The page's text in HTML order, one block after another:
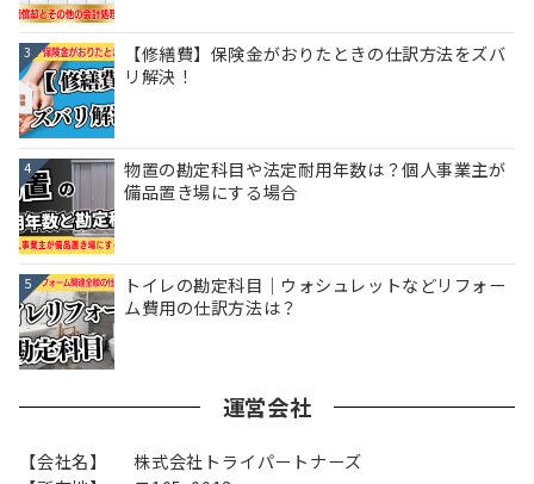
3
【修繕費】保険金がおりたときの仕訳方法をズバ
リ解決！
4
物置の勘定科目や法定耐用年数は？個人事業主が
備品置き場にする場合
5
トイレの勘定科目｜ウォシュレットなどリフォー
ム費用の仕訳方法は？
運営会社
【会社名】
株式会社トライパートナーズ